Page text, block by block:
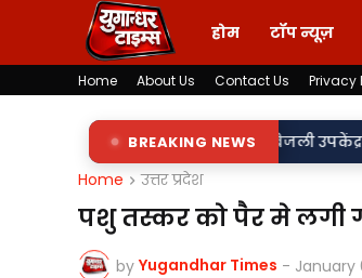
होम टॉप न्यूज़
Home About Us Contact Us Privacy
BREAKING NEWS
पर चल रहा पडरौना बिजली उपकेंद्र? नाम में खेल
Home उत्तर प्रदेश
पशु तस्कर को पैर मे लगी
by Yugandhar Times - January